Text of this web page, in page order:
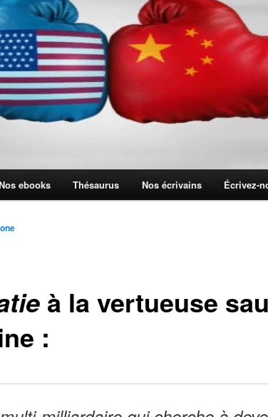
ebooks Thésaurus Nos écrivains Écrivez-
à la vertueuse
: